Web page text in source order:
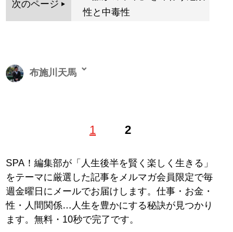
次のページ
性と中毒性
1 2
布施川天馬
団」評議員。 1997年生まれ。世帯年収300万円台の家庭
末東大合格を果たす。著書に最小コストで結果を出すノ
ウハウを体系化した『
東大式節約勉強法 』、膨大な範囲
と量の受験勉強をする中で気がついた「コスパを極限ま
で高める時間の使い方」を解説した『 東大式時間術
』な
ど。
株式会社カルペ・ディエム
にて、お金と時間をかけ
ない「省エネスタイルの勉強法」などを伝える。
SPA！編集部が「人生後半を賢く楽しく生きる」
をテーマに厳選した記事をメルマガ会員限定で毎
週金曜日にメールでお届けします。仕事・お金・
性・人間関係…人生を豊かにする秘訣が見つかり
ます。無料・10秒で完了です。